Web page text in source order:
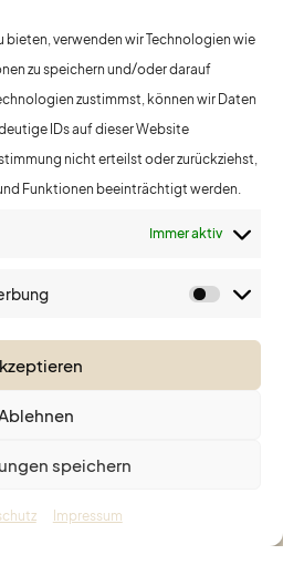
bieten, verwenden wir Technologien wie
zu speichern und/oder darauf
zustimmst, können wir Daten
IDs auf dieser Website
nicht erteilst oder zurückziehst,
Funktionen beeinträchtigt werden.
Immer aktiv
Ablehnen
speichern
Impressum
Argan
Ivi
–Impressum
love by